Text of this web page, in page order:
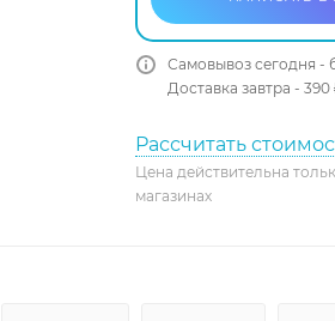
Самовывоз сегодня -
Доставка завтра - 390
Рассчитать
Цена действительна
магазинах